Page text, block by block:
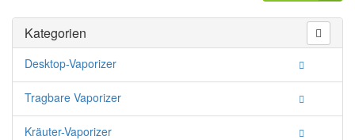
Kategorien
Desktop-Vaporizer
Tragbare Vaporizer
Kräuter-Vaporizer